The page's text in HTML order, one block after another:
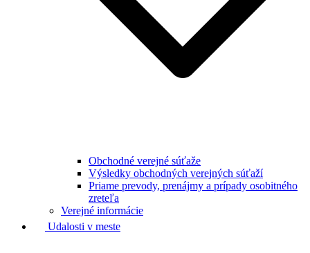
Obchodné verejné súťaže
Výsledky obchodných verejných súťaží
Priame prevody, prenájmy a prípady osobitného
zreteľa
Verejné informácie
Udalosti v meste